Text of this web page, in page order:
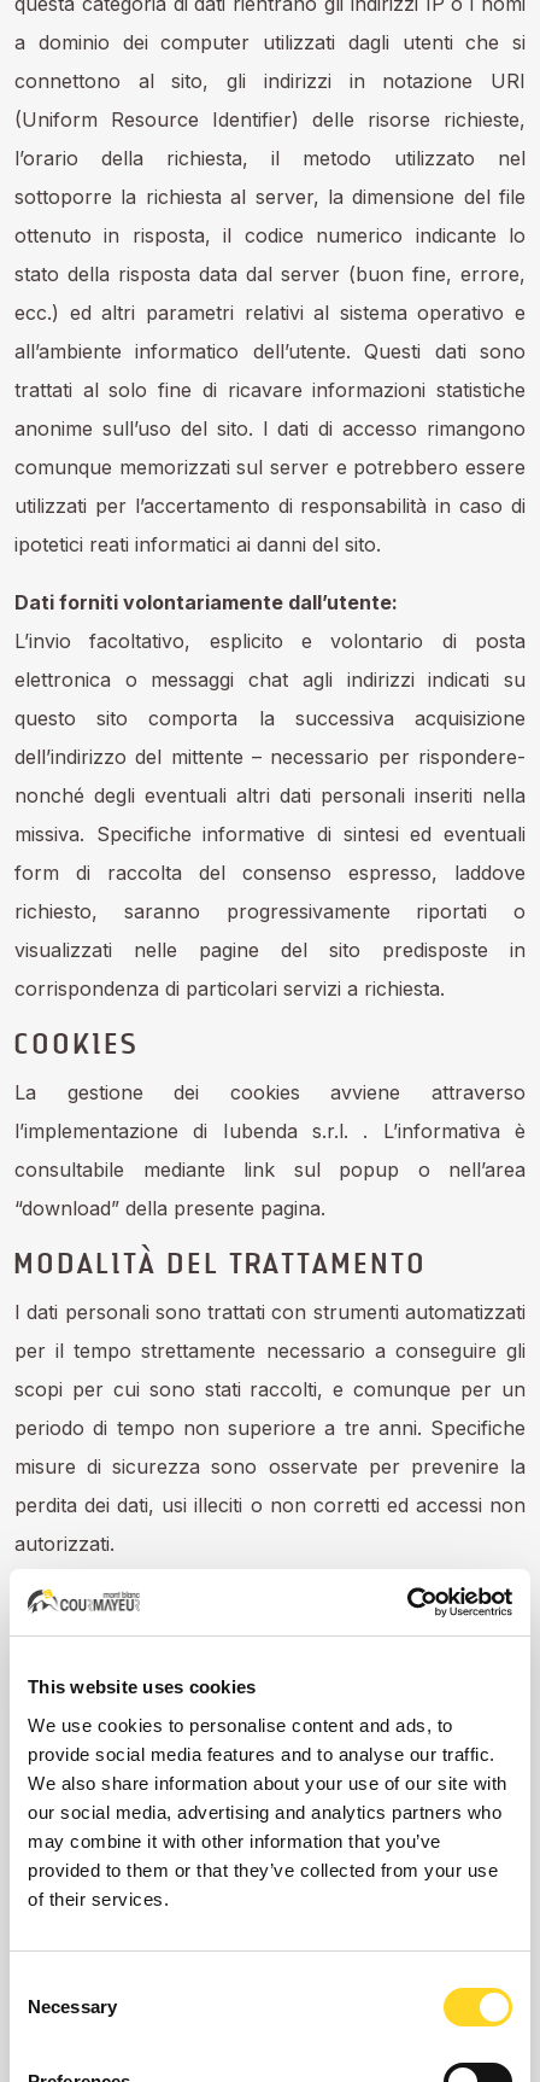
This website uses cookies
We use cookies to personalise content and ads, to
provide social media features and to analyse our traffic.
We also share information about your use of our site with
our social media, advertising and analytics partners who
may combine it with other information that you’ve
provided to them or that they’ve collected from your use
of their services.
Selection
Necessary
a dominio dei computer utilizzati dagli utenti che si
connettono al sito, gli indirizzi in notazione URI
(Uniform Resource Identifier) delle risorse richieste,
l’orario della richiesta, il metodo utilizzato nel
sottoporre la richiesta al server, la dimensione del file
ottenuto in risposta, il codice numerico indicante lo
stato della risposta data dal server (buon fine, errore,
ecc.) ed altri parametri relativi al sistema operativo e
all’ambiente informatico dell’utente. Questi dati sono
trattati al solo fine di ricavare informazioni statistiche
anonime sull’uso del sito. I dati di accesso rimangono
comunque memorizzati sul server e potrebbero essere
utilizzati per l’accertamento di responsabilità in caso di
ipotetici reati informatici ai danni del sito.
Dati forniti volontariamente dall’utente:
L’invio facoltativo, esplicito e volontario di posta
elettronica o messaggi chat agli indirizzi indicati su
questo sito comporta la successiva acquisizione
dell’indirizzo del mittente – necessario per rispondere-
nonché degli eventuali altri dati personali inseriti nella
missiva. Specifiche informative di sintesi ed eventuali
form di raccolta del consenso espresso, laddove
richiesto, saranno progressivamente riportati o
visualizzati nelle pagine del sito predisposte in
corrispondenza di particolari servizi a richiesta.
COOKIES
La gestione dei cookies avviene attraverso
l’implementazione di Iubenda s.r.l. . L’informativa è
consultabile mediante link sul popup o nell’area
“download” della presente pagina.
MODALITÀ DEL TRATTAMENTO
I dati personali sono trattati con strumenti automatizzati
per il tempo strettamente necessario a conseguire gli
scopi per cui sono stati raccolti, e comunque per un
periodo di tempo non superiore a tre anni. Specifiche
misure di sicurezza sono osservate per prevenire la
perdita dei dati, usi illeciti o non corretti ed accessi non
autorizzati.
DIRITTI DEGLI INTERESSATI
679/2016, i soggetti cui si riferiscono i dati personali
hanno il diritto in qualunque momento di ottenere la
conferma dell’esistenza o meno dei medesimi dati e di
conoscerne il contenuto e l’origine, verificarne
l’esattezza o chiederne l’integrazione o
l’aggiornamento, oppure la rettificazione. L’interessato
trasformazione in forma anonima o il blocco dei dati
trattati in violazione di legge, nonché di opporsi in ogni
caso, per motivi legittimi, al loro trattamento. Le
richieste vanno rivolte al Titolare del trattamento dei